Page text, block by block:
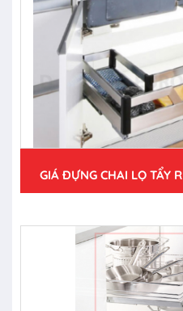
GIÁ ĐỰNG CHAI LỌ TẨY